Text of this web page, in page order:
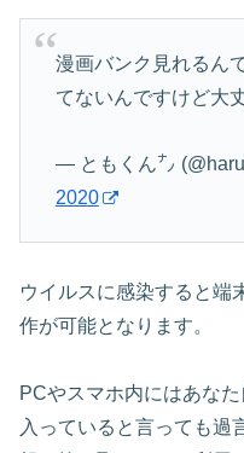
漫画バンク見れるん
てないんですけど大
— ともくん㌨
2020
ウイルスに感染すると端
作が可能となります。
PCやスマホ内にはあな
入っていると言っても過